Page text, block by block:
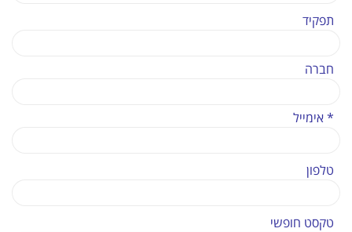
תפקיד
חברה
* אימייל
טלפון
טקסט חופשי